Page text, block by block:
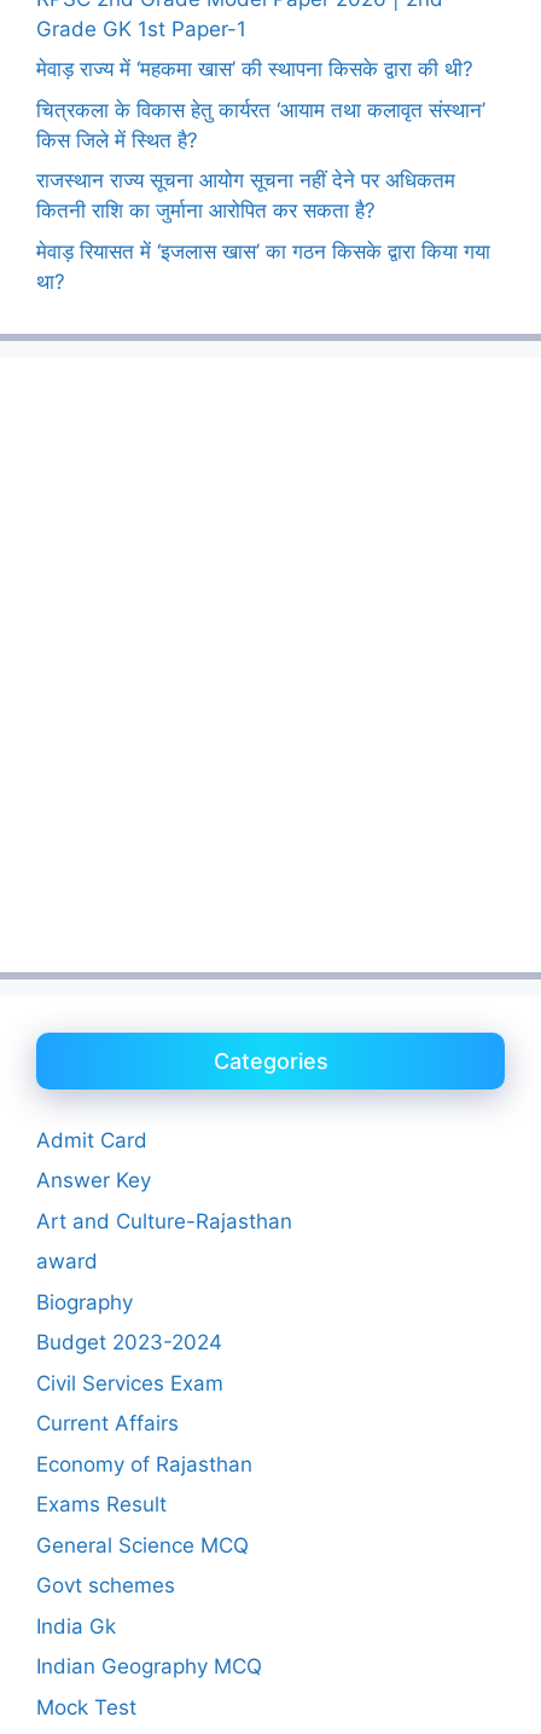
Grade GK 1st Paper-1
मेवाड़ राज्य में ‘महकमा खास’ की स्थापना किसके द्वारा की थी?
चित्रकला के विकास हेतु कार्यरत ‘आयाम तथा कलावृत संस्थान’
किस जिले में स्थित है?
राजस्थान राज्य सूचना आयोग सूचना नहीं देने पर अधिकतम
कितनी राशि का जुर्माना आरोपित कर सकता है?
मेवाड़ रियासत में ‘इजलास खास’ का गठन किसके द्वारा किया गया
था?
Categories
Admit Card
Answer Key
Art and Culture-Rajasthan
award
Biography
Budget 2023-2024
Civil Services Exam
Current Affairs
Economy of Rajasthan
Exams Result
General Science MCQ
Govt schemes
India Gk
Indian Geography MCQ
Mock Test